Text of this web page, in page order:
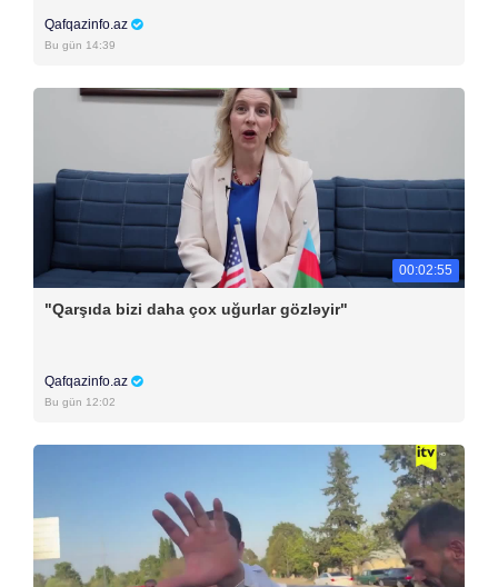
Qafqazinfo.az
Bu gün 14:39
00:02:55
"Qarşıda bizi daha çox uğurlar gözləyir"
Qafqazinfo.az
Bu gün 12:02